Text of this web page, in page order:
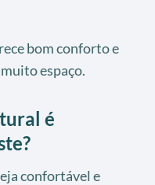
bom conforto e
espaço.
é
confortável e